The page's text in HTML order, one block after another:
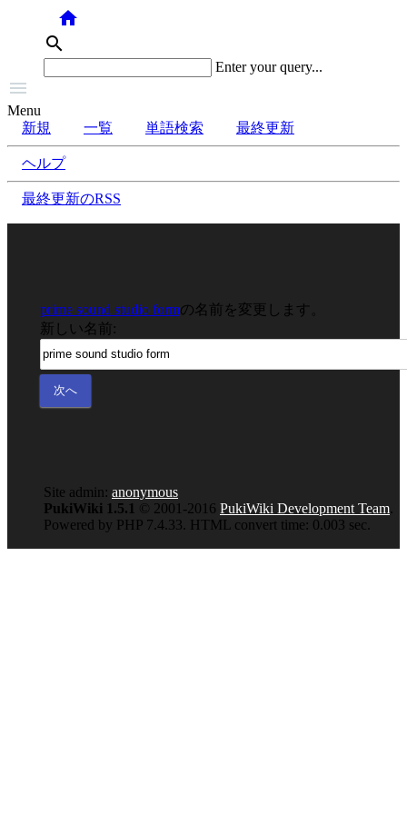
home
search
Enter your query...

Menu
新規
一覧 単語検索 最終更新
ヘルプ
最終更新のRSS
prime sound studio formの名前を変更します。
新しい名前:
Site admin: anonymous
PukiWiki 1.5.1 © 2001-2016 PukiWiki Development Team.
Powered by PHP 7.4.33. HTML convert time: 0.003 sec.